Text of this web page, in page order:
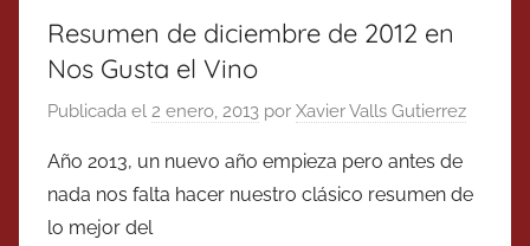
Resumen de diciembre de 2012 en
Nos Gusta el Vino
Publicada el 2 enero, 2013 por Xavier Valls Gutierrez
Año 2013, un nuevo año empieza pero antes de
nada nos falta hacer nuestro clásico resumen de
lo mejor del